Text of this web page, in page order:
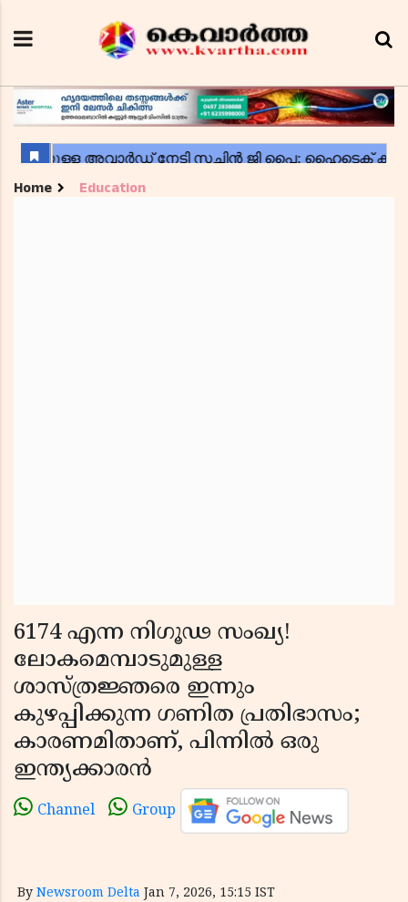
Home Education
6174 എന്ന നിഗൂഢ സംഖ്യ!
ലോകമെമ്പാടുമുള്ള
ശാസ്ത്രജ്ഞരെ ഇന്നും
കുഴപ്പിക്കുന്ന ഗണിത പ്രതിഭാസം;
കാരണമിതാണ്, പിന്നിൽ ഒരു
ഇന്ത്യക്കാരൻ
Channel Group
By Newsroom Delta Jan 7, 2026, 15:15 IST